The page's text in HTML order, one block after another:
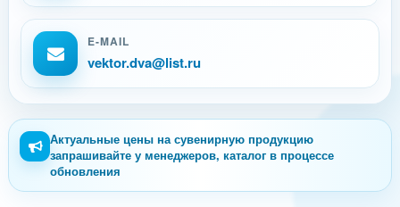
E-MAIL
vektor.dva@list.ru
Актуальные цены на сувенирную продукцию
запрашивайте у менеджеров, каталог в процессе
обновления